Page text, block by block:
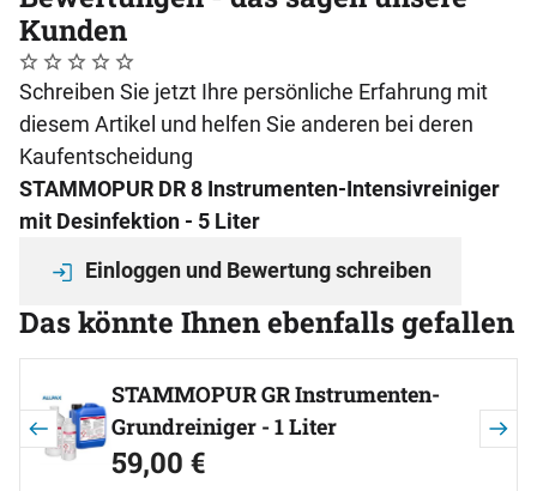
Kunden
Noch keine Bewertungen abgegeben
0 Bewertungen
Schreiben Sie jetzt Ihre persönliche Erfahrung mit
diesem Artikel und helfen Sie anderen bei deren
Kaufentscheidung
STAMMOPUR DR 8 Instrumenten-Intensivreiniger
mit Desinfektion - 5 Liter
Einloggen und Bewertung schreiben
Das könnte Ihnen ebenfalls gefallen
Artikel überspringen
STAMMOPUR GR Instrumenten-
Grundreiniger - 1 Liter
59,00 €